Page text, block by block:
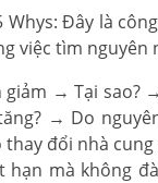
Whys: Đây là
việc tìm nguyên
giảm → Tại sao?
→ Do
đổi nhà
hạn mà không